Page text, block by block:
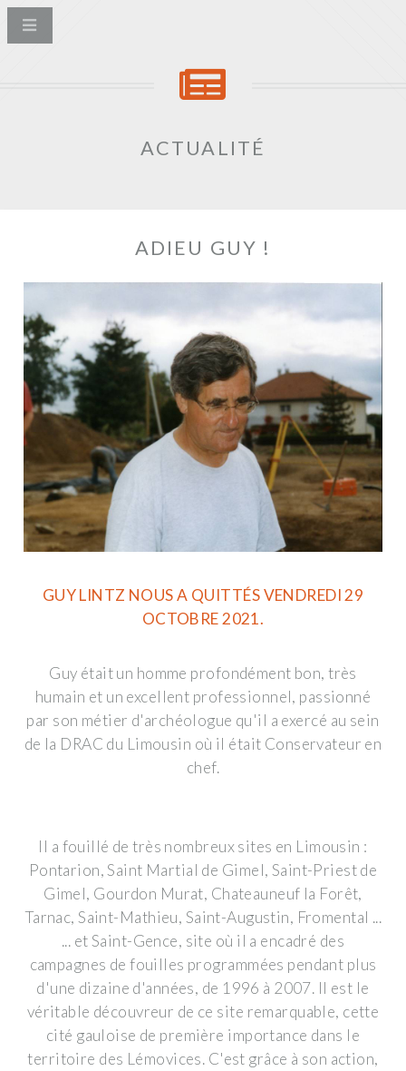
ACTUALITÉ
ADIEU GUY !
GUY LINTZ NOUS A QUITTÉS VENDREDI 29
OCTOBRE 2021.
Guy était un homme profondément bon, très
humain et un excellent professionnel, passionné
par son métier d'archéologue qu'il a exercé au sein
de la DRAC du Limousin où il était Conservateur en
chef.
Il a fouillé de très nombreux sites en Limousin :
Pontarion, Saint Martial de Gimel, Saint-Priest de
Gimel, Gourdon Murat, Chateauneuf la Forêt,
Tarnac, Saint-Mathieu, Saint-Augustin, Fromental ...
... et Saint-Gence, site où il a encadré des
campagnes de fouilles programmées pendant plus
d'une dizaine d'années, de 1996 à 2007. Il est le
véritable découvreur de ce site remarquable, cette
cité gauloise de première importance dans le
territoire des Lémovices. C'est grâce à son action,